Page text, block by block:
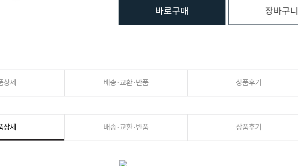
바로구매 장바구니
상세 배송·교환·반품 상품후기
상세 배송·교환·반품 상품후기